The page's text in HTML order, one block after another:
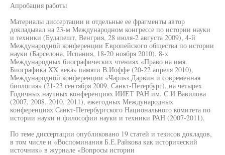
Апробация работы
Материалы диссертации и отдельные ее фрагменты автор
докладывал на 23-м Международном конгрессе по истории науки
и техники (Будапешт, Венгрия, 28 июля-2 августа 2009), 4-й
Международной конференции Европейского общества по истории
науки (Барселона, Испания, 18-20 ноября 2010), 8-х
Международных биографических чтениях «Право на имя.
Биографика XX века» памяти В.Иоффе (20-22 апреля 2010),
Международной конференции «Чарльз Дарвин и современная
биология» (21-23 сентября 2009, Санкт-Петербург), на четырех
Годичных научных конференциях ИИЕТ РАН им. С.И.Вавилова
(2007, 2008, 2010, 2011), ежегодных Международных
конференциях Санкт-Петербургского Национального комитета по
истории науки и философии науки и техники РАН (2007-2011).
По теме диссертации опубликовано 19 статей и тезисов докладов,
в том числе и «Воспоминания Б.Е.Райкова как исторический
источник» в журнале «Вопросы истории